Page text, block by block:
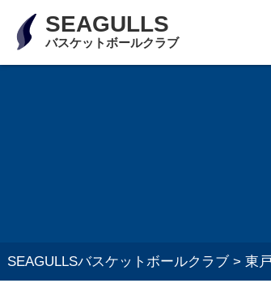
SEAGULLS
バスケットボールクラブ
SEAGULLSバスケットボールクラブ> 東